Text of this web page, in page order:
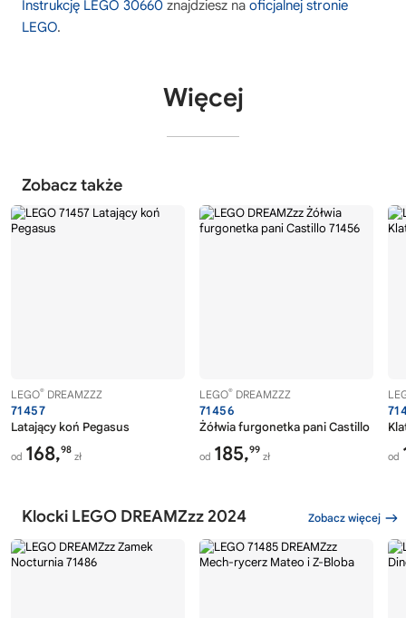
Instrukcję LEGO 30660 znajdziesz na oficjalnej stronie
LEGO.
Więcej
Zobacz także
LEGO® DREAMZZZ
71457
Latający koń Pegasus
od 168,98
zł
LEGO® DREAMZZZ
71456
Żółwia furgonetka pani Castillo
od 185,99
zł od
Klocki LEGO DREAMZzz 2024 Zobacz więcej